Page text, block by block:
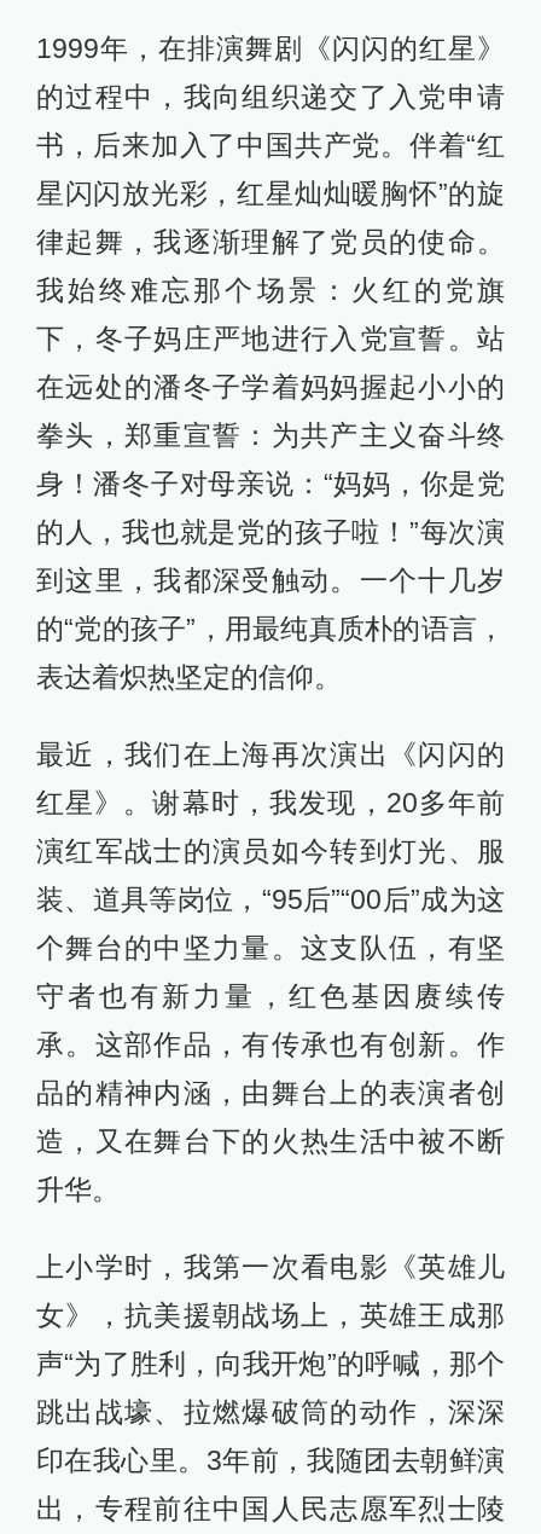
1999年，在排演舞剧《闪闪的红星》
的过程中，我向组织递交了入党申请
书，后来加入了中国共产党。伴着“红
星闪闪放光彩，红星灿灿暖胸怀”的旋
律起舞，我逐渐理解了党员的使命。
我始终难忘那个场景：火红的党旗
下，冬子妈庄严地进行入党宣誓。站
在远处的潘冬子学着妈妈握起小小的
拳头，郑重宣誓：为共产主义奋斗终
身！潘冬子对母亲说：“妈妈，你是党
的人，我也就是党的孩子啦！”每次演
到这里，我都深受触动。一个十几岁
的“党的孩子”，用最纯真质朴的语言，
表达着炽热坚定的信仰。
最近，我们在上海再次演出《闪闪的
红星》。谢幕时，我发现，20多年前
演红军战士的演员如今转到灯光、服
装、道具等岗位，“95后”“00后”成为这
个舞台的中坚力量。这支队伍，有坚
守者也有新力量，红色基因赓续传
承。这部作品，有传承也有创新。作
品的精神内涵，由舞台上的表演者创
造，又在舞台下的火热生活中被不断
升华。
上小学时，我第一次看电影《英雄儿
女》，抗美援朝战场上，英雄王成那
声“为了胜利，向我开炮”的呼喊，那个
跳出战壕、拉燃爆破筒的动作，深深
印在我心里。3年前，我随团去朝鲜演
出，专程前往中国人民志愿军烈士陵